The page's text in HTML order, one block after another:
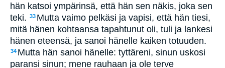
hän katsoi ympärinsä, että hän sen näkis, joka sen
teki. 33 Mutta vaimo pelkäsi ja vapisi, että hän tiesi,
mitä hänen kohtaansa tapahtunut oli, tuli ja lankesi
hänen eteensä, ja sanoi hänelle kaiken totuuden.
34 Mutta hän sanoi hänelle: tyttäreni, sinun uskosi
paransi sinun; mene rauhaan ja ole terve